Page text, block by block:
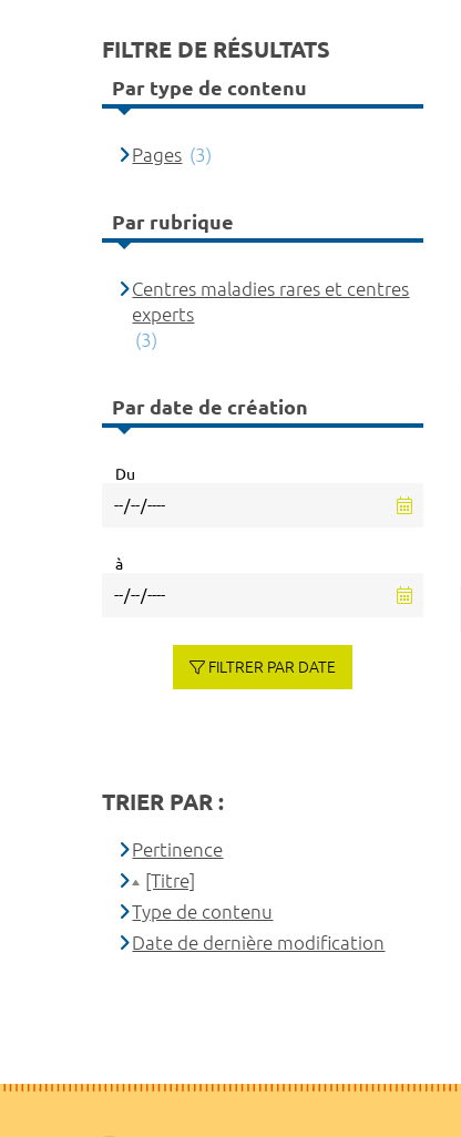
FILTRE DE RÉSULTATS
Par type de contenu
Pages (3)
Par rubrique
Centres maladies rares et centres
experts
(3)
Par date de création
Du
à
FILTRER PAR DATE
TRIER PAR :
Pertinence
[Titre]
Type de contenu
Date de dernière modification